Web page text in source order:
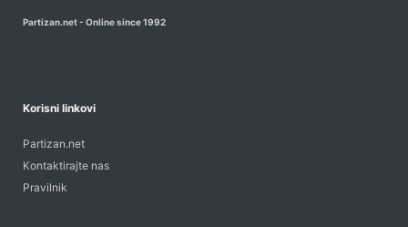
Partizan.net - Online since 1992
Korisni linkovi
Partizan.net
Kontaktirajte nas
Pravilnik